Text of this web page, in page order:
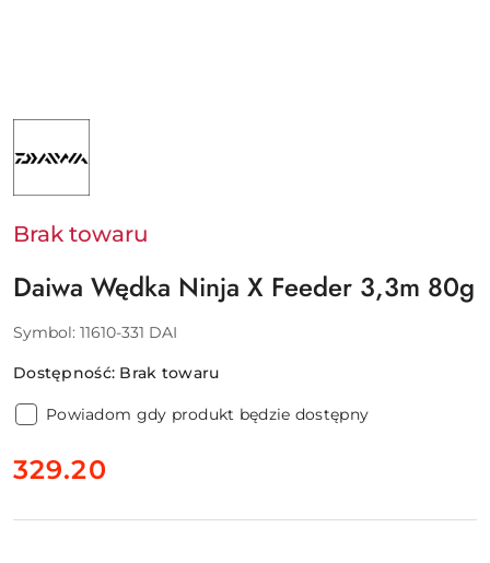
NAZWA
DAIWA
Brak towaru
Daiwa Wędka Ninja X Feeder 3,3m 80g
Symbol: 11610-331 DAI
Dostępność: Brak towaru
Powiadom gdy produkt będzie dostępny
cena:
329.20